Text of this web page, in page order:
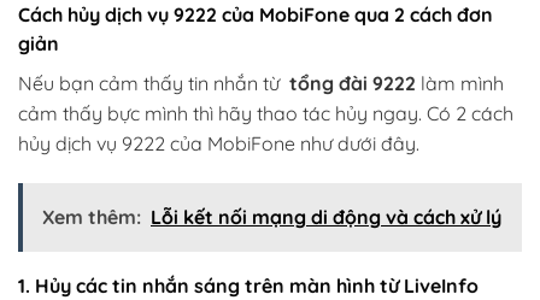
Cách hủy dịch vụ 9222 của MobiFone qua 2 cách đơn
giản
Nếu bạn cảm thấy tin nhắn từ tổng đài 9222 làm mình
cảm thấy bực mình thì hãy thao tác hủy ngay. Có 2 cách
hủy dịch vụ 9222 của MobiFone như dưới đây.
Xem thêm: Lỗi kết nối mạng di động và cách xử lý
1. Hủy các tin nhắn sáng trên màn hình từ LiveInfo